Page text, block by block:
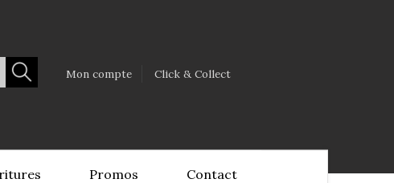
Mon compte Click & Collect
Promos Contact